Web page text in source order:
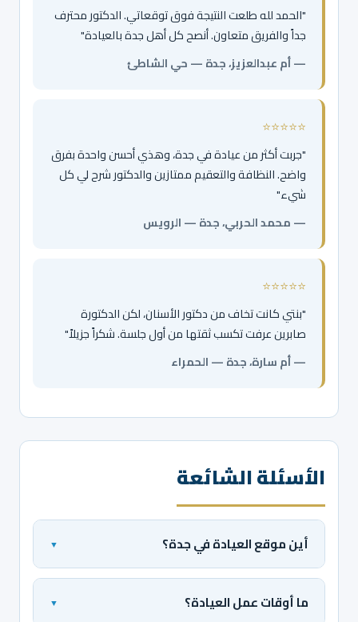
"الحمد لله طلعت النتيجة فوق توقعاتي. الدكتور محترف
جداً والفريق متعاون. أنصح كل أهل جدة بالعيادة"
— أم عبدالعزيز، جدة — حي الشاطئ
⭐⭐⭐⭐⭐
"جربت أكثر من عيادة في جدة، وهذي أحسن واحدة بفرق
واضح. النظافة والتعقيم ممتازين والدكتور شرح لي كل
شيء"
— محمد الحربي، جدة — الرويس
⭐⭐⭐⭐⭐
"بنتي كانت تخاف من دكتور الأسنان، لكن الدكتورة
صابرين عرفت تكسب ثقتها من أول جلسة. شكراً جزيلاً"
— أم سارة، جدة — الحمراء
الأسئلة الشائعة
أين موقع العيادة في جدة؟
عيادتنا في 2841 طريق الكورنيش، حي الشاطئ، جدة.
موقع مميز وسط المدينة بالقرب من الكورنيش.
ما أوقات عمل العيادة؟